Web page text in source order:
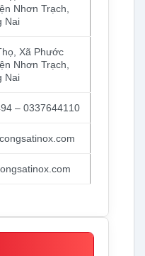
Nhơn Trạch,
Nai
Xã Phước
Nhơn Trạch,
Nai
– 0337644110